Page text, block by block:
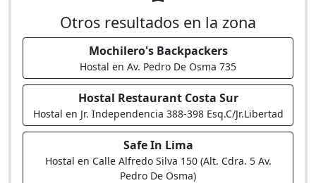
Otros resultados en la zona
Mochilero's Backpackers
Hostal en Av. Pedro De Osma 735
Hostal Restaurant Costa Sur
Hostal en Jr. Independencia 388-398 Esq.C/Jr.Libertad
Safe In Lima
Hostal en Calle Alfredo Silva 150 (Alt. Cdra. 5 Av.
Pedro De Osma)